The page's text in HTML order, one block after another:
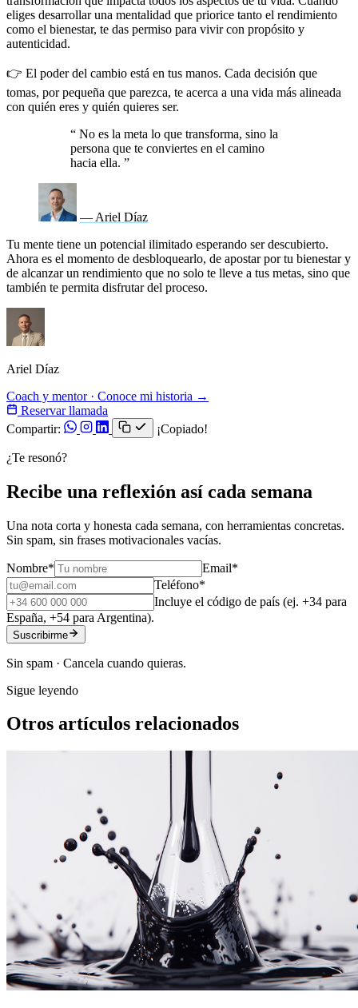
eliges desarrollar una mentalidad que priorice tanto el rendimiento
como el bienestar, te das permiso para vivir con propósito y
autenticidad.
👉 El poder del cambio está en tus manos. Cada decisión que
tomas, por pequeña que parezca, te acerca a una vida más alineada
con quién eres y quién quieres ser.
“ No es la meta lo que transforma, sino la
persona que te conviertes en el camino
hacia ella. ”
— Ariel Díaz
Tu mente tiene un potencial ilimitado esperando ser descubierto.
Ahora es el momento de desbloquearlo, de apostar por tu bienestar y
de alcanzar un rendimiento que no solo te lleve a tus metas, sino que
también te permita disfrutar del proceso.
Ariel Díaz
Coach y mentor · Conoce mi historia →
Reservar llamada
Compartir:
¡Copiado!
¿Te resonó?
Recibe una reflexión así cada semana
Una nota corta y honesta cada semana, con herramientas concretas.
Sin spam, sin frases motivacionales vacías.
Nombre* Email*
Teléfono*
Incluye el código de país (ej. +34 para
España, +54 para Argentina).
Suscribirme
Sin spam · Cancela cuando quieras.
Sigue leyendo
Otros artículos relacionados